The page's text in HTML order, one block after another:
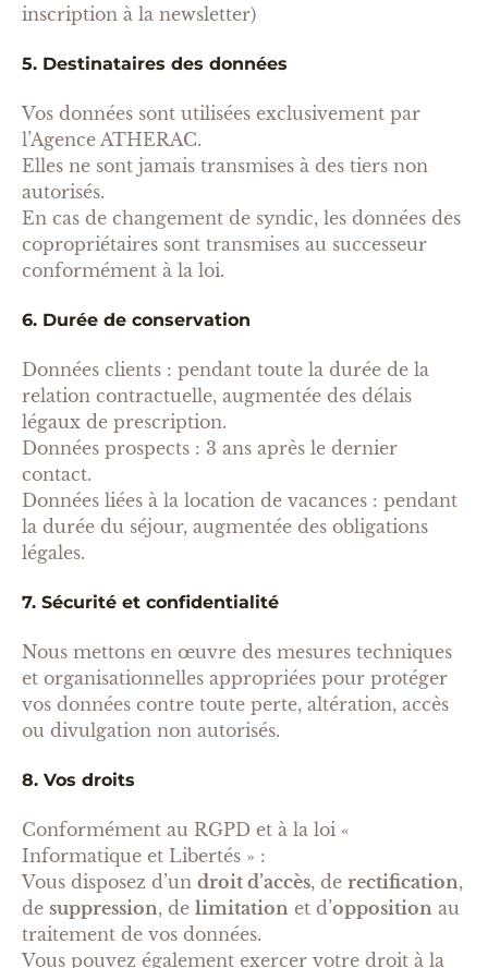
inscription à la newsletter)
5. Destinataires des données
Vos données sont utilisées exclusivement par
l’Agence ATHERAC.
Elles ne sont jamais transmises à des tiers non
autorisés.
En cas de changement de syndic, les données des
copropriétaires sont transmises au successeur
conformément à la loi.
6. Durée de conservation
Données clients : pendant toute la durée de la
relation contractuelle, augmentée des délais
légaux de prescription.
Données prospects : 3 ans après le dernier
contact.
Données liées à la location de vacances : pendant
la durée du séjour, augmentée des obligations
légales.
7. Sécurité et confidentialité
Nous mettons en œuvre des mesures techniques
et organisationnelles appropriées pour protéger
vos données contre toute perte, altération, accès
ou divulgation non autorisés.
8. Vos droits
Conformément au RGPD et à la loi «
Informatique et Libertés » :
Vous disposez d’un droit d’accès, de rectification,
de suppression, de limitation et d’opposition au
traitement de vos données.
Vous pouvez également exercer votre droit à la